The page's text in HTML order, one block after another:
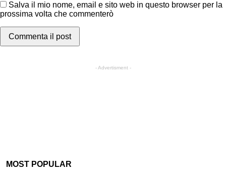
Salva il mio nome, email e sito web in questo browser per la
prossima volta che commenterò
- Advertisment -
MOST POPULAR